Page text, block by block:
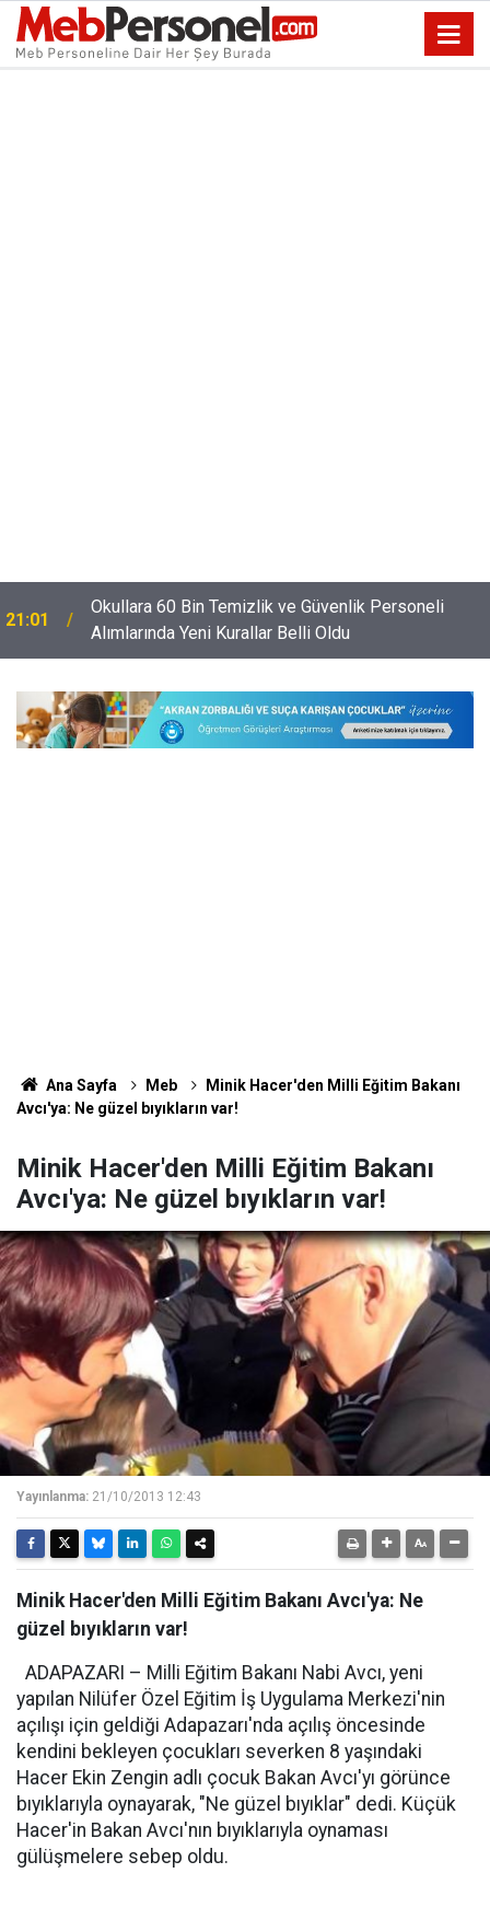
21:01
Okullara 60 Bin Temizlik ve Güvenlik Personeli
Alımlarında Yeni Kurallar Belli Oldu
Ana Sayfa Meb
Minik Hacer'den Milli Eğitim Bakanı
Avcı'ya: Ne güzel bıyıkların var!
Minik Hacer'den Milli Eğitim Bakanı
Avcı'ya: Ne güzel bıyıkların var!
Yayınlanma: 21/10/2013 12:43
Minik Hacer'den Milli Eğitim Bakanı Avcı'ya: Ne
güzel bıyıkların var!
ADAPAZARI – Milli Eğitim Bakanı Nabi Avcı, yeni
yapılan Nilüfer Özel Eğitim İş Uygulama Merkezi'nin
açılışı için geldiği Adapazarı'nda açılış öncesinde
kendini bekleyen çocukları severken 8 yaşındaki
Hacer Ekin Zengin adlı çocuk Bakan Avcı'yı görünce
bıyıklarıyla oynayarak, "Ne güzel bıyıklar" dedi. Küçük
Hacer'in Bakan Avcı'nın bıyıklarıyla oynaması
gülüşmelere sebep oldu.